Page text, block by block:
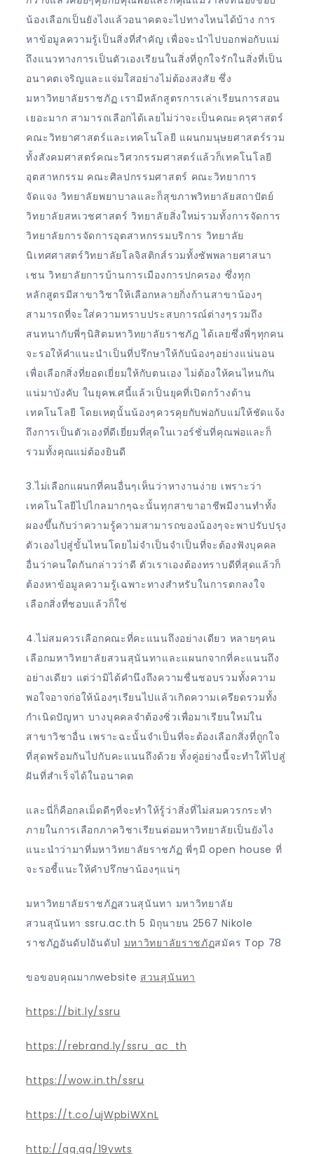
น้องเลือกเป็นยังไงแล้วอนาคตจะไปทางไหนได้บ้าง การ
หาข้อมูลความรู้เป็นสิ่งที่สำคัญ เพื่อจะนำไปบอกพ่อกับแม่
ถึงแนวทางการเป็นตัวเองเรียนในสิ่งที่ถูกใจรักในสิ่งที่เป็น
อนาคตเจริญและแจ่มใสอย่างไม่ต้องสงสัย ซึ่ง
มหาวิทยาลัยราชภัฏ เรามีหลักสูตรการเล่าเรียนการสอน
เยอะมาก สามารถเลือกได้เลยไม่ว่าจะเป็นคณะครุศาสตร์
คณะวิทยาศาสตร์และเทคโนโลยี แผนกมนุษยศาสตร์รวม
ทั้งสังคมศาสตร์คณะวิศวกรรมศาสตร์แล้วก็เทคโนโลยี
อุตสาหกรรม คณะศิลปกรรมศาสตร์ คณะวิทยาการ
จัดแจง วิทยาลัยพยาบาลและก็สุขภาพวิทยาลัยสถาปัตย์
วิทยาลัยสหเวชศาสตร์ วิทยาลัยสิ่งใหม่รวมทั้งการจัดการ
วิทยาลัยการจัดการอุตสาหกรรมบริการ วิทยาลัย
นิเทศศาสตร์วิทยาลัยโลจิสติกส์รวมทั้งซัพพลายศาสนา
เชน วิทยาลัยการบ้านการเมืองการปกครอง ซึ่งทุก
หลักสูตรมีสาขาวิชาให้เลือกหลายกิ่งก้านสาขาน้องๆ
สามารถที่จะใส่ความทราบประสบการณ์ต่างๆรวมถึง
สนทนากับพี่ๆนิสิตมหาวิทยาลัยราชภัฏ ได้เลยซึ่งพี่ๆทุกคน
จะรอให้คำแนะนำเป็นที่ปรึกษาให้กับน้องๆอย่างแน่นอน
เพื่อเลือกสิ่งที่ยอดเยี่ยมให้กับตนเอง ไม่ต้องให้คนไหนกัน
แน่มาบังคับ ในยุคพ.ศนี้แล้วเป็นยุคที่เปิดกว้างด้าน
เทคโนโลยี โดยเหตุนั้นน้องๆควรคุยกับพ่อกับแม่ให้ชัดแจ้ง
ถึงการเป็นตัวเองที่ดีเยี่ยมที่สุดในเวอร์ชั่นที่คุณพ่อและก็
รวมทั้งคุณแม่ต้องยินดี
3.ไม่เลือกแผนกที่คนอื่นๆเห็นว่าหางานง่าย เพราะว่า
เทคโนโลยีไปไกลมากๆฉะนั้นทุกสาขาอาชีพมีงานทำทั้ง
ผองขึ้นกับว่าความรู้ความสามารถของน้องๆจะพาปรับปรุง
ตัวเองไปสู่ขั้นไหนโดยไม่จำเป็นจำเป็นที่จะต้องฟังบุคคล
อื่นว่าคนใดกันกล่าวว่าดี ตัวเราเองต้องทราบดีที่สุดแล้วก็
ต้องหาข้อมูลความรู้เฉพาะทางสำหรับในการตกลงใจ
เลือกสิ่งที่ชอบแล้วก็ใช่
4.ไม่สมควรเลือกคณะที่คะแนนถึงอย่างเดียว หลายๆคน
เลือกมหาวิทยาลัยสวนสุนันทาและแผนกจากที่คะแนนถึง
อย่างเดียว แต่ว่ามิได้คำนึงถึงความชื่นชอบรวมทั้งความ
พอใจอาจก่อให้น้องๆเรียนไปแล้วเกิดความเครียดรวมทั้ง
กำเนิดปัญหา บางบุคคลจำต้องซิ่วเพื่อมาเรียนใหม่ใน
สาขาวิชาอื่น เพราะฉะนั้นจำเป็นที่จะต้องเลือกสิ่งที่ถูกใจ
ที่สุดพร้อมกันไปกับคะแนนถึงด้วย ทั้งคู่อย่างนี้จะทำให้ไปสู่
ฝันที่สำเร็จได้ในอนาคต
และนี่ก็คือกลเม็ดดีๆที่จะทำให้รู้ว่าสิ่งที่ไม่สมควรกระทำ
ภายในการเลือกภาควิชาเรียนต่อมหาวิทยาลัยเป็นยังไง
แนะนำว่ามาที่มหาวิทยาลัยราชภัฏ พี่ๆมี open house ที่
จะรอชี้แนะให้คำปรึกษาน้องๆแน่ๆ
มหาวิทยาลัยราชภัฏสวนสุนันทา มหาวิทยาลัย
สวนสุนันทา ssru.ac.th 5 มิถุนายน 2567 Nikole
ราชภัฏอันดับ1อันดับ1 มหาวิทยาลัยราชภัฏสมัคร Top 78
ขอขอบคุณมากwebsite สวนสุนันทา
https://bit.ly/ssru
https://rebrand.ly/ssru_ac_th
https://wow.in.th/ssru
https://t.co/ujWpbiWXnL
http://gg.gg/19ywts